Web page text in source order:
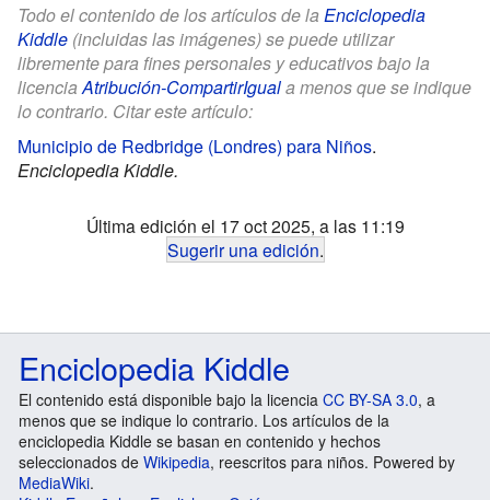
Todo el contenido de los artículos de la Enciclopedia
Kiddle (incluidas las imágenes) se puede utilizar
libremente para fines personales y educativos bajo la
licenciaAtribución-CompartirIguala menos que se indique
lo contrario. Citar este artículo:
Municipio de Redbridge (Londres) para Niños.
Enciclopedia Kiddle.
Última edición el 17 oct 2025, a las 11:19
Sugerir una edición.
Enciclopedia Kiddle
El contenido está disponible bajo la licencia CC BY-SA 3.0, a
menos que se indique lo contrario. Los artículos de la
enciclopedia Kiddle se basan en contenido y hechos
seleccionados de Wikipedia, reescritos para niños. Powered by
MediaWiki.